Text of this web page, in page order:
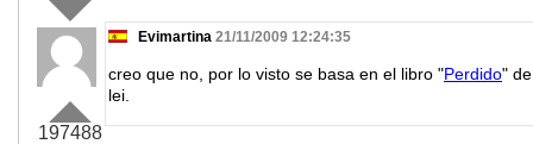
197488
Evimartina 21/11/2009 12:24:35
creo que no, por lo visto se basa en el libro "Perdido"
lei.